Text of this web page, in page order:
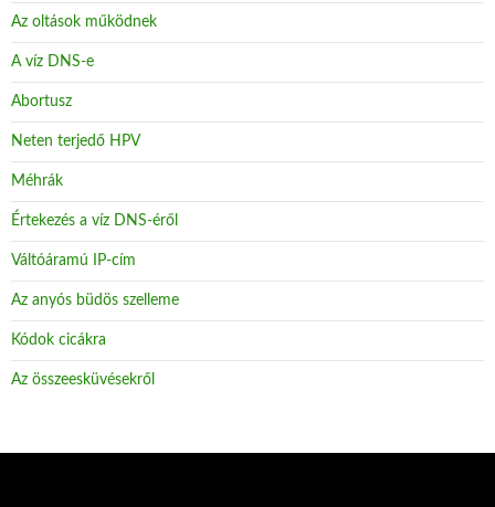
Az oltások működnek
A víz DNS-e
Abortusz
Neten terjedő HPV
Méhrák
Értekezés a víz DNS-éről
Váltóáramú IP-cím
Az anyós büdös szelleme
Kódok cicákra
Az összeesküvésekről